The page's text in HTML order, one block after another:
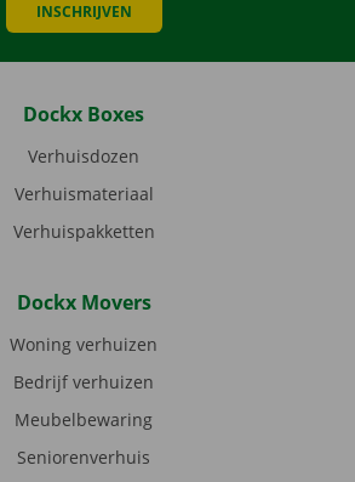
INSCHRIJVEN
Dockx Boxes
Verhuisdozen
Verhuismateriaal
Verhuispakketten
Dockx Movers
Woning verhuizen
Bedrijf verhuizen
Meubelbewaring
Seniorenverhuis